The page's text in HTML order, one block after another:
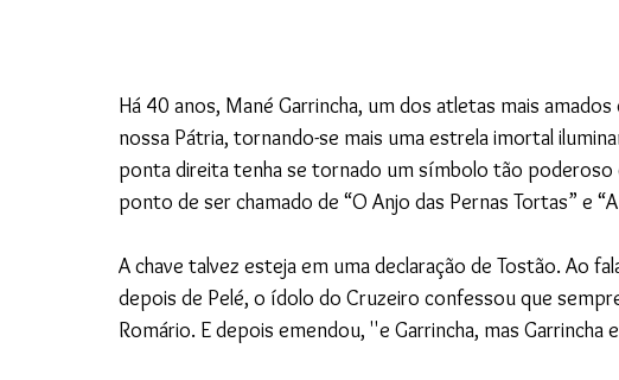
Há 40 anos, Mané Garrincha, um dos atletas mais
nossa Pátria, tornando-se mais uma estrela imortal
ponta direita tenha se tornado um símbolo tão poderoso
ponto de ser chamado de “O Anjo das Pernas Tortas” e
A chave talvez esteja em uma declaração de Tostão. Ao
depois de Pelé, o ídolo do Cruzeiro confessou que
Romário. E depois emendou, ''e Garrincha, mas Garrincha